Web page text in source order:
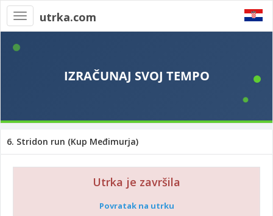
Toggle
navigation
utrka.com
6. Stridon run (Kup Međimurja)
Utrka je završila
Povratak na utrku